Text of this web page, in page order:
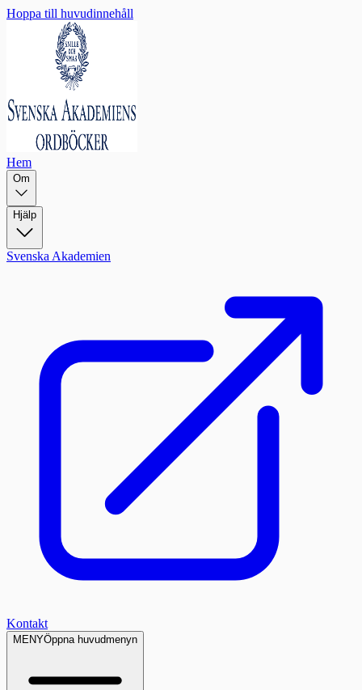
Hoppa till huvudinnehåll
Hem
Om
Hjälp
Svenska Akademien
Kontakt
MENYÖppna huvudmenyn